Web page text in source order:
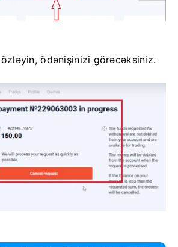
ödənişinizi görəcəksiniz.